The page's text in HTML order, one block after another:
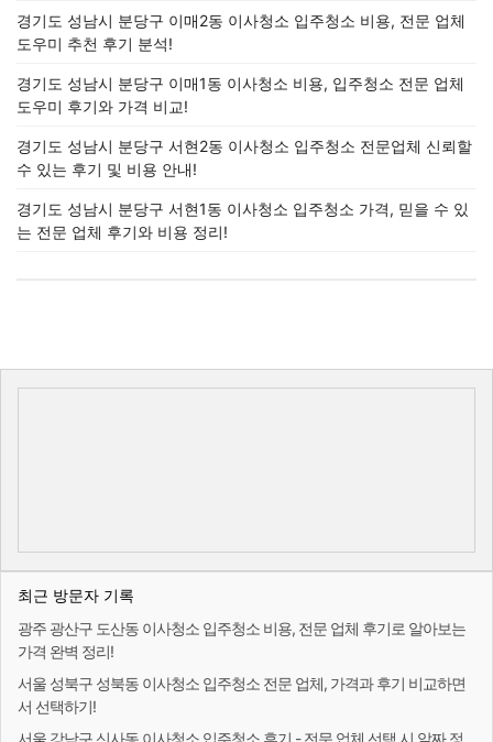
경기도 성남시 분당구 이매2동 이사청소 입주청소 비용, 전문 업체
도우미 추천 후기 분석!
경기도 성남시 분당구 이매1동 이사청소 비용, 입주청소 전문 업체
도우미 후기와 가격 비교!
경기도 성남시 분당구 서현2동 이사청소 입주청소 전문업체 신뢰할
수 있는 후기 및 비용 안내!
경기도 성남시 분당구 서현1동 이사청소 입주청소 가격, 믿을 수 있
는 전문 업체 후기와 비용 정리!
최근 방문자 기록
광주 광산구 도산동 이사청소 입주청소 비용, 전문 업체 후기로 알아보는
가격 완벽 정리!
서울 성북구 성북동 이사청소 입주청소 전문 업체, 가격과 후기 비교하면
서 선택하기!
서울 강남구 신사동 이사청소 입주청소 후기 - 전문 업체 선택 시 알짜 정